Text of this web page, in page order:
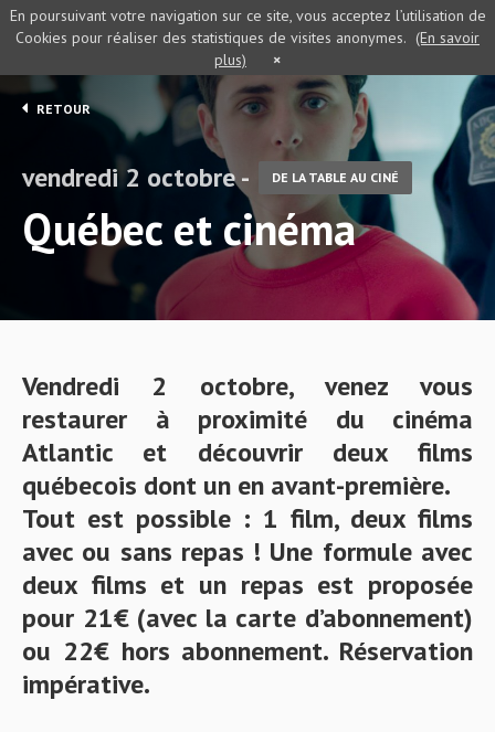
RETOUR
vendredi 2 octobre - DE LA TABLE AU CINÉ
Québec et cinéma
Vendredi 2 octobre, venez vous
restaurer à proximité du cinéma
Atlantic et découvrir deux films
québecois dont un en avant-première.
Tout est possible : 1 film, deux films
avec ou sans repas ! Une formule avec
deux films et un repas est proposée
pour 21€ (avec la carte d’abonnement)
ou 22€ hors abonnement. Réservation
impérative.
En poursuivant votre navigation sur ce site, vous acceptez l’utilisation de
Cookies pour réaliser des statistiques de visites anonymes. (En savoir
plus)
×